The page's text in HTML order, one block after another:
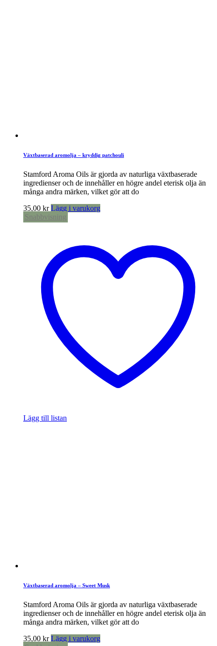
Växtbaserad aromolja – kryddig patchouli
Stamford Aroma Oils är gjorda av naturliga växtbaserade
ingredienser och de innehåller en högre andel eterisk olja än
många andra märken, vilket gör att do
35,00 kr Lägg i varukorg
Snabbvisning
Lägg till listan
Växtbaserad aromolja – Sweet Musk
Stamford Aroma Oils är gjorda av naturliga växtbaserade
ingredienser och de innehåller en högre andel eterisk olja än
många andra märken, vilket gör att do
35,00 kr Lägg i varukorg